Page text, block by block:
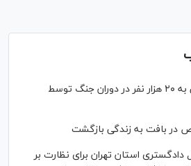
ارائه مشاوره حقوقی به ۲۰ هزار نفر در دوران جنگ توسط
در بافت به زندگی بازگشت
استان تهران برای نظارت بر